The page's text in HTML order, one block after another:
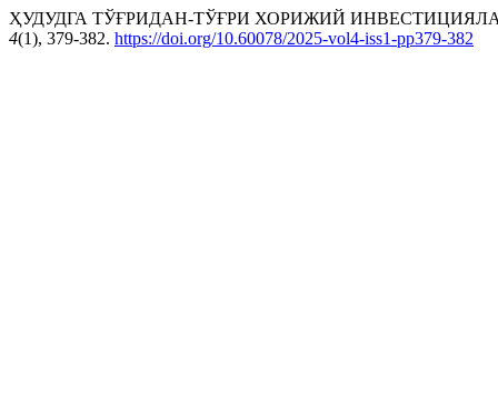
ҲУДУДГА ТЎҒРИДАН-ТЎҒРИ ХОРИЖИЙ
4(1), 379-382. https://doi.org/10.60078/2025-vol4-iss1-pp379-382